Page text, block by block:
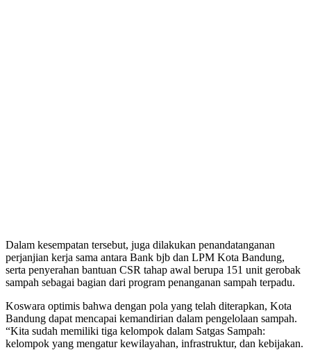
Dalam kesempatan tersebut, juga dilakukan penandatanganan
perjanjian kerja sama antara Bank bjb dan LPM Kota Bandung,
serta penyerahan bantuan CSR tahap awal berupa 151 unit gerobak
sampah sebagai bagian dari program penanganan sampah terpadu.
Koswara optimis bahwa dengan pola yang telah diterapkan, Kota
Bandung dapat mencapai kemandirian dalam pengelolaan sampah.
“Kita sudah memiliki tiga kelompok dalam Satgas Sampah:
kelompok yang mengatur kewilayahan, infrastruktur, dan kebijakan.